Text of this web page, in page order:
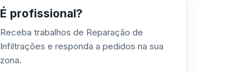
É profissional?
Receba trabalhos de Reparação de
Infiltrações e responda a pedidos na sua
zona.